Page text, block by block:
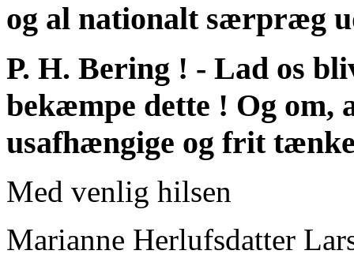
og al nationalt særpræg
P. H. Bering ! - Lad os
bekæmpe dette ! Og om,
usafhængige og frit
Med venlig hilsen
Marianne Herlufsdatter